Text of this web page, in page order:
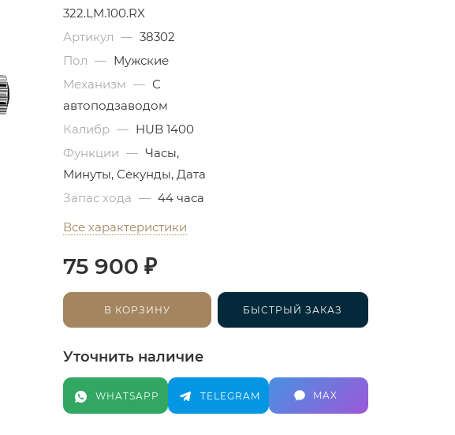
322.LM.100.RX
Артикул — 38302
Пол — Мужские
Механизм — С
автоподзаводом
Калибр — HUB 1400
Функции — Часы,
Минуты, Секунды, Дата
Запас хода — 44 часа
Все характеристики
75 900 ₽
В КОРЗИНУ БЫСТРЫЙ ЗАКАЗ
Уточнить наличие
WHATSAPP TELEGRAM MAX